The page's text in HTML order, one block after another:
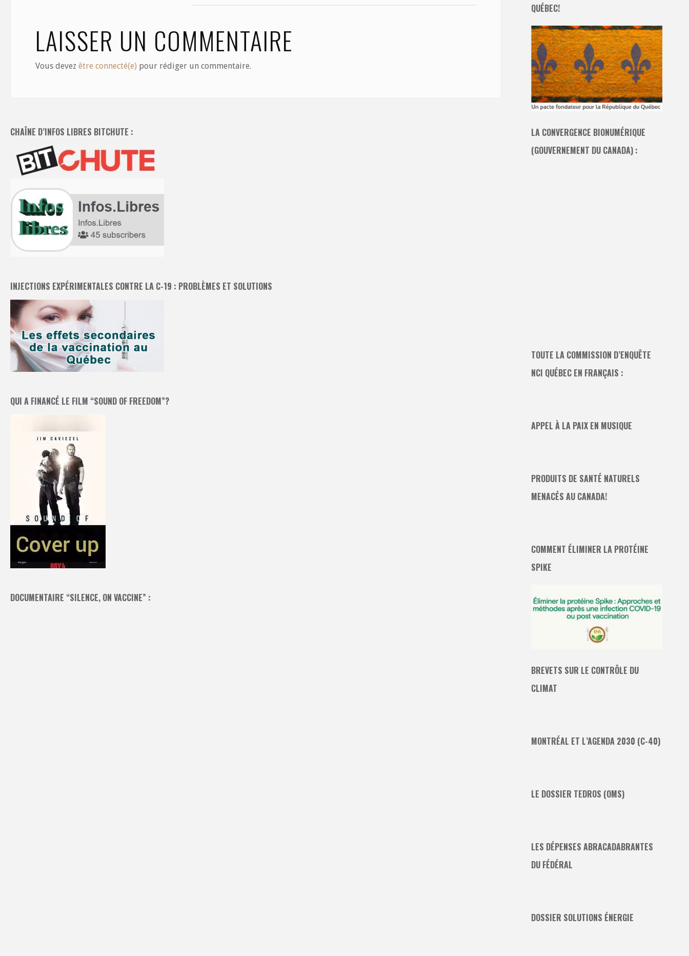
LAISSER UN COMMENTAIRE
Vous devez être connecté(e) pour rédiger un commentaire.
CHAÎNE D’INFOS LIBRES BITCHUTE :
INJECTIONS EXPÉRIMENTALES CONTRE LA C-19 : PROBLÈMES ET SOLUTIONS
QUI A FINANCÉ LE FILM “SOUND OF FREEDOM”?
DOCUMENTAIRE “SILENCE, ON VACCINE” :
QUÉBEC!
LA CONVERGENCE BIONUMÉRIQUE
(GOUVERNEMENT DU CANADA) :
TOUTE LA COMMISSION D’ENQUÊTE
NCI QUÉBEC EN FRANÇAIS :
APPEL À LA PAIX EN MUSIQUE
PRODUITS DE SANTÉ NATURELS
MENACÉS AU CANADA!
COMMENT ÉLIMINER LA PROTÉINE
SPIKE
BREVETS SUR LE CONTRÔLE DU
CLIMAT
MONTRÉAL ET L’AGENDA 2030 (C-40)
LE DOSSIER TEDROS (OMS)
LES DÉPENSES ABRACADABRANTES
DU FÉDÉRAL
DOSSIER SOLUTIONS ÉNERGIE